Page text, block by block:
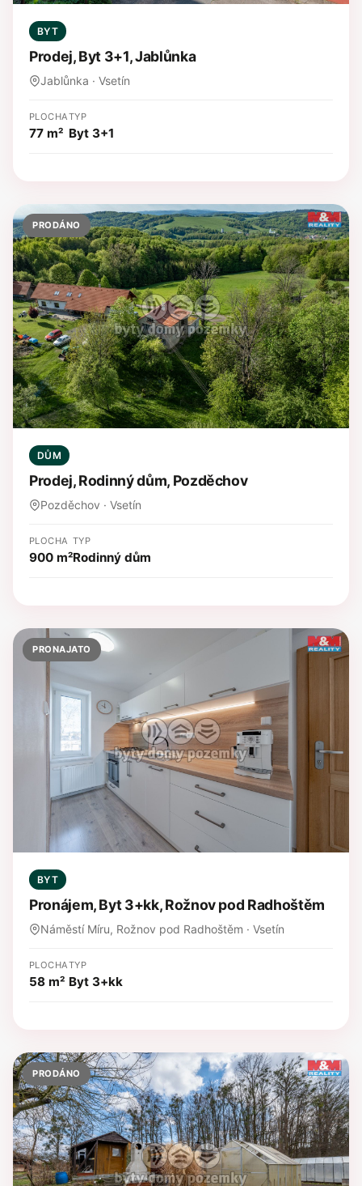
BYT
Prodej, Byt 3+1, Jablůnka
Jablůnka · Vsetín
PLOCHA
77 m²
TYP
Byt 3+1
PRODÁNO
DŮM
Prodej, Rodinný dům, Pozděchov
Pozděchov · Vsetín
PLOCHA
900 m²
TYP
Rodinný dům
PRONAJATO
BYT
Pronájem, Byt 3+kk, Rožnov pod Radhoštěm
Náměstí Míru, Rožnov pod Radhoštěm · Vsetín
PLOCHA
58 m²
TYP
Byt 3+kk
PRODÁNO